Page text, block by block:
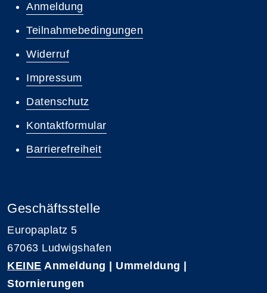
Anmeldung
Teilnahmebedingungen
Widerruf
Impressum
Datenschutz
Kontaktformular
Barrierefreiheit
Geschäftsstelle
Europaplatz 5
67063 Ludwigshafen
KEINE Anmeldung | Ummeldung |
Stornierungen